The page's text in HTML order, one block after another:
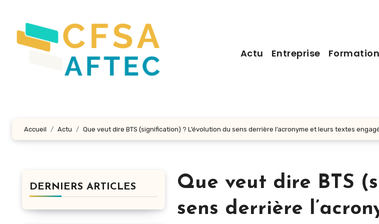
contenu
principal
Actu Entreprise Formation
Accueil Actu Que veut dire BTS (signification) ? L’évolution du sens derrière l’acronyme et leurs textes
DERNIERS ARTICLES
Que veut dire BTS
sens derrière